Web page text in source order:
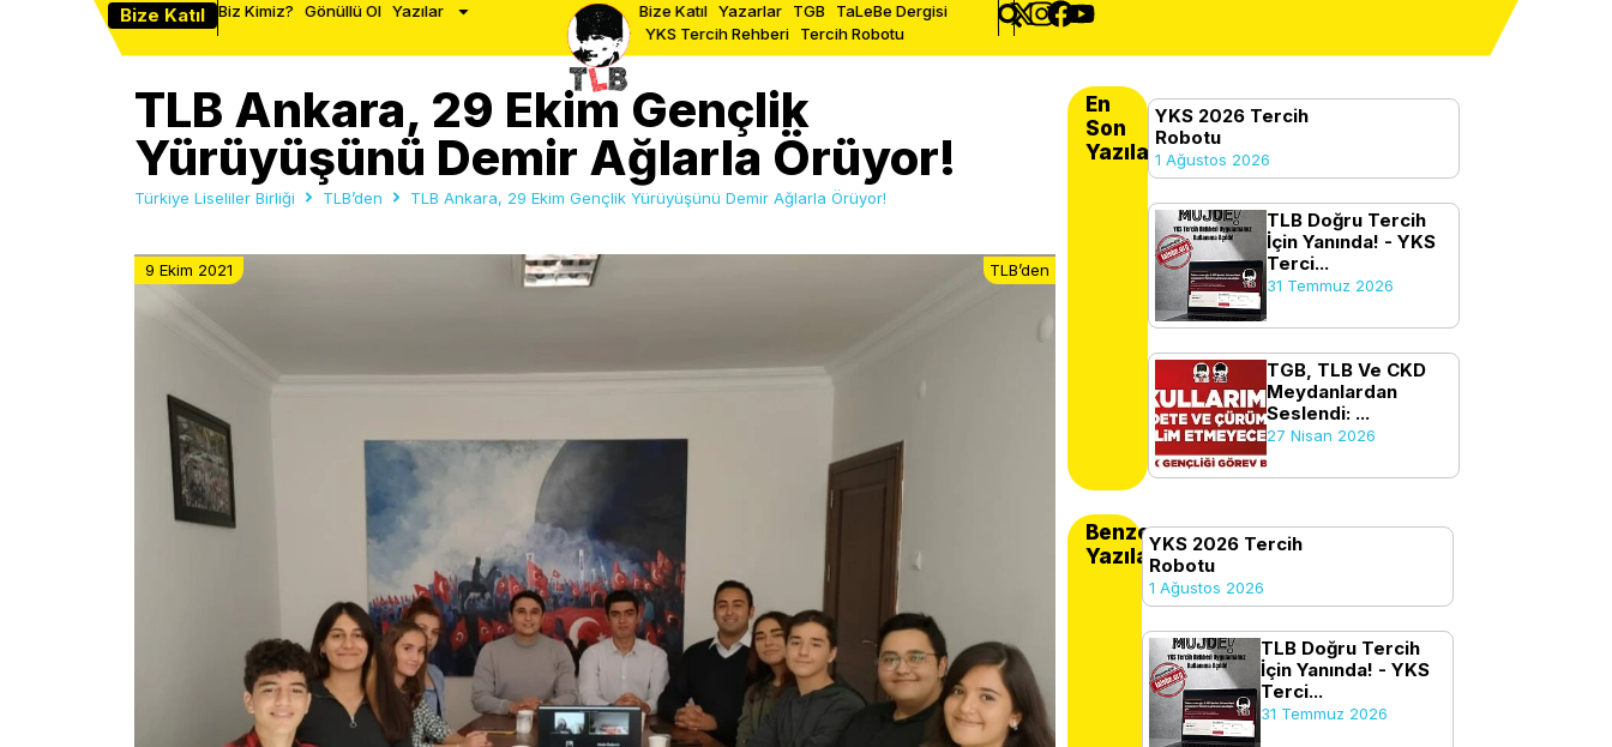
Bize Katıl Biz Kimiz? Gönüllü Ol Yazılar Bize Katıl Yazarlar TGB TaLeBe Dergisi
YKS Tercih Rehberi Tercih Robotu
TLB Ankara, 29 Ekim Gençlik
Yürüyüşünü Demir Ağlarla Örüyor!
Türkiye Liseliler Birliği TLB’den TLB Ankara, 29 Ekim Gençlik Yürüyüşünü Demir Ağlarla Örüyor!
9 Ekim 2021 TLB’den
En
Son
Yazılanlar
YKS 2026 Tercih
Robotu
1 Ağustos 2026
TLB Doğru Tercih
İçin Yanında! - YKS
Terci...
31 Temmuz 2026
TGB, TLB Ve CKD
Meydanlardan
Seslendi: ...
27 Nisan 2026
Benzer
Yazılar
YKS 2026 Tercih
Robotu
1 Ağustos 2026
TLB Doğru Tercih
İçin Yanında! - YKS
Terci...
31 Temmuz 2026